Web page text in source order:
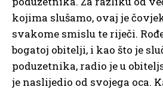
kojima slušamo, ovaj je
svakome smislu te riječi.
bogatoj obitelji, i kao što je
poduzetnika, radio je u
je naslijedio od svojega oca.